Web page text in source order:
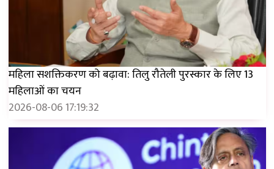
महिला सशक्तिकरण को बढ़ावा: तिलु रौतेली पुरस्कार के लिए 13
महिलाओं का चयन
2026-08-06 17:19:32